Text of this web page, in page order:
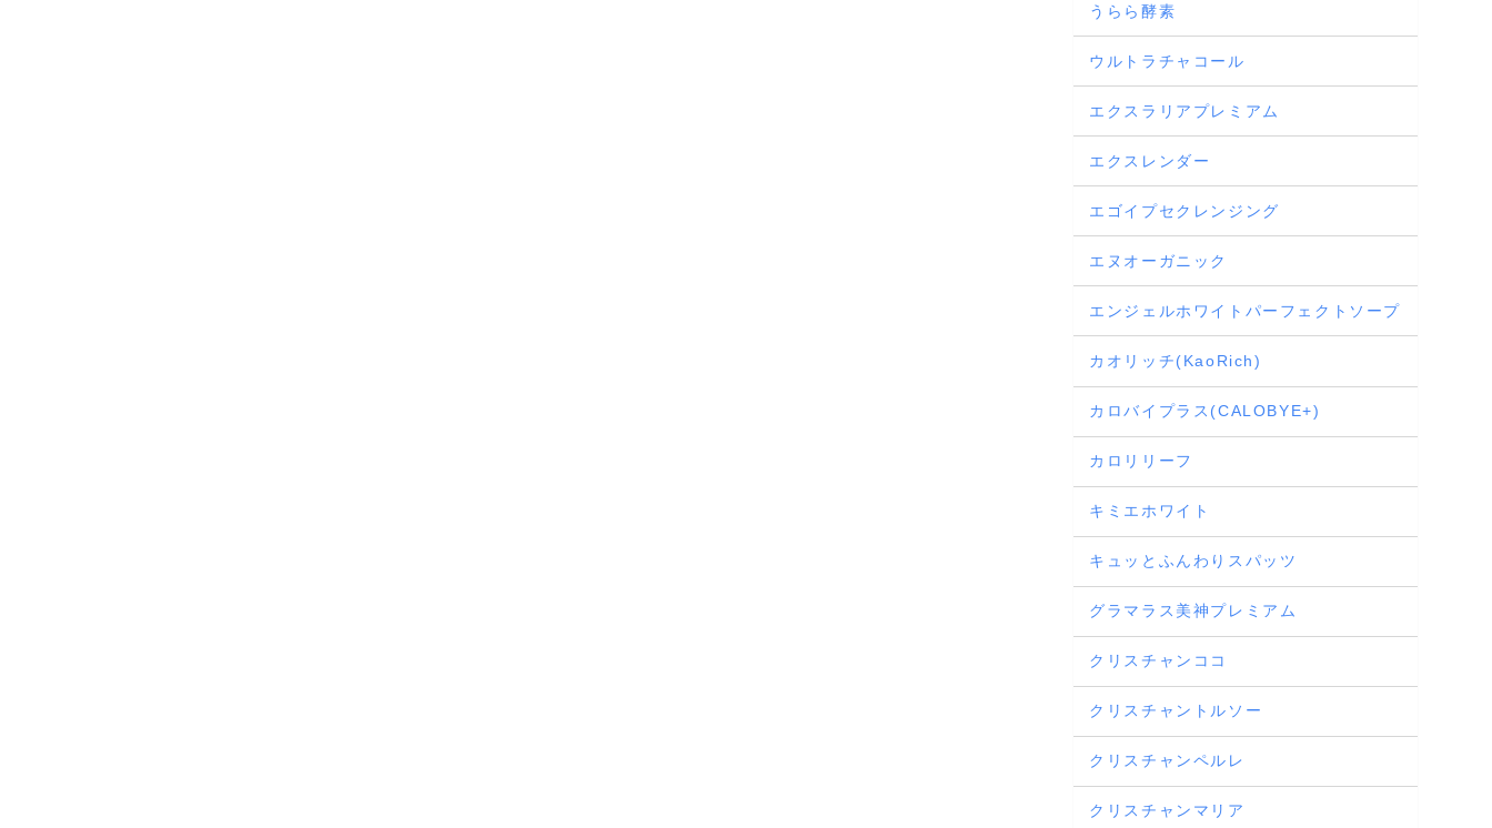
うらら酵素
ウルトラチャコール
エクスラリアプレミアム
エクスレンダー
エゴイプセクレンジング
エヌオーガニック
エンジェルホワイトパーフェクトソープ
カオリッチ(KaoRich)
カロバイプラス(CALOBYE+)
カロリリーフ
キミエホワイト
キュッとふんわりスパッツ
グラマラス美神プレミアム
クリスチャンココ
クリスチャントルソー
クリスチャンペルレ
クリスチャンマリア